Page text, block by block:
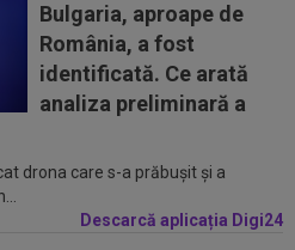
Bulgaria, aproape de
România, a fost
identificată. Ce arată
analiza preliminară a
drona care s-a prăbușit și a
Descarcă aplicația Digi24
Chivu, după ce Inter a
în cazul lui Marian
a lui Nuno Campos,